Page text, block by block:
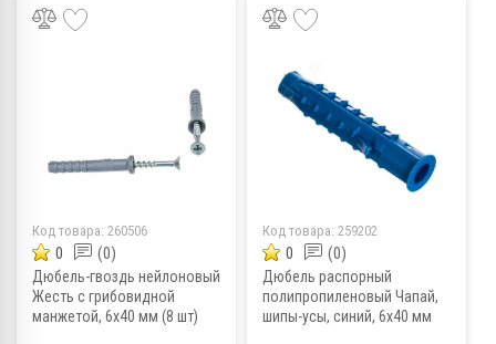
Код товара: 260506
0 (0)
Дюбель-гвоздь нейлоновый
Жесть с грибовидной
манжетой, 6x40 мм (8 шт)
Код товара: 259202
0 (0)
Дюбель распорный
полипропиленовый Чапай,
шипы-усы, синий, 6x40 мм